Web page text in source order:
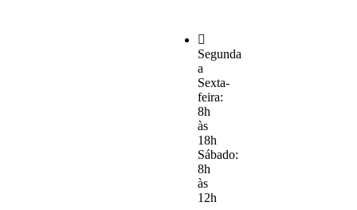
Segunda
a
Sexta-
feira:
8h
às
18h
Sábado:
8h
às
12h